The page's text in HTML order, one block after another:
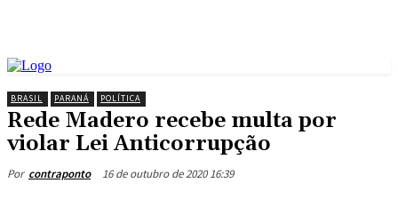
BRASIL PARANÁ POLÍTICA
Rede Madero recebe multa por
violar Lei Anticorrupção
Por contraponto 16 de outubro de 2020 16:39